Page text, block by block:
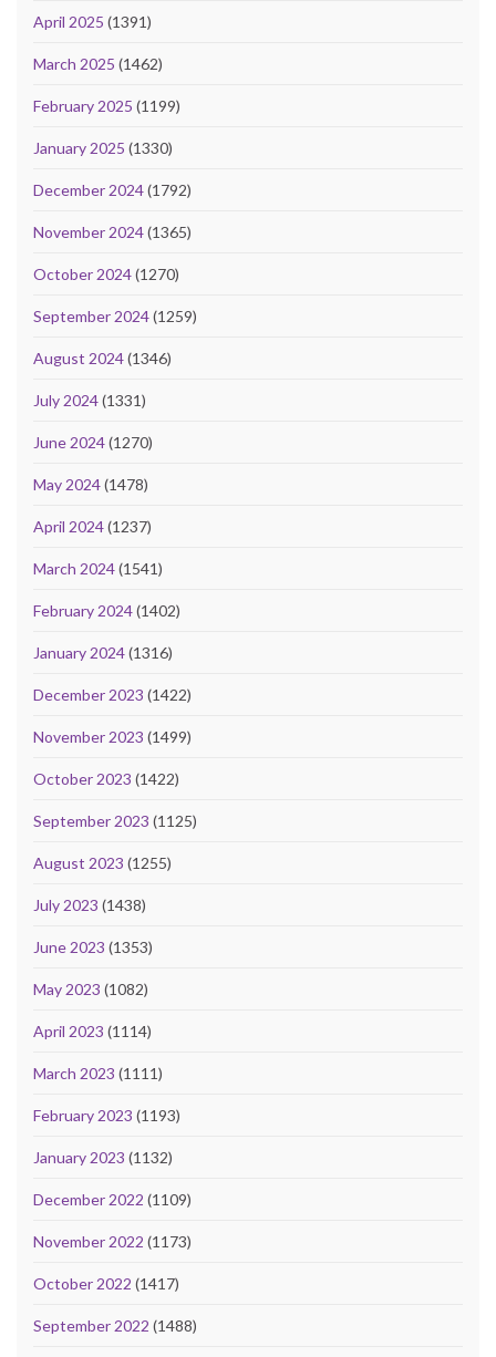
April 2025 (1391)
March 2025 (1462)
February 2025 (1199)
January 2025 (1330)
December 2024(1792)
November 2024(1365)
October 2024(1270)
September 2024(1259)
August 2024(1346)
July 2024(1331)
June 2024(1270)
May 2024(1478)
April 2024(1237)
March 2024(1541)
February 2024(1402)
January 2024(1316)
December 2023 (1422)
November 2023 (1499)
October 2023 (1422)
September 2023 (1125)
August 2023 (1255)
July 2023 (1438)
June 2023 (1353)
May 2023 (1082)
April 2023 (1114)
March 2023 (1111)
February 2023 (1193)
January 2023 (1132)
December 2022 (1109)
November 2022 (1173)
October 2022 (1417)
September 2022 (1488)